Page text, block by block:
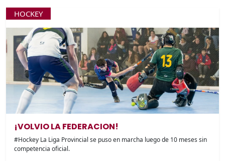
HOCKEY
¡VOLVIO LA FEDERACION!
#Hockey La Liga Provincial se puso en marcha luego de 10 meses sin
competencia oficial.